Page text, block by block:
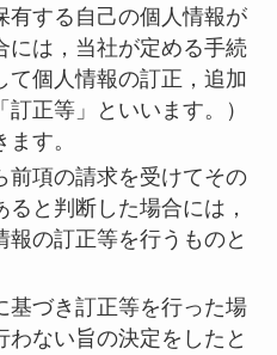
有する自己の個人情報が
には，当社が定める手続
て個人情報の訂正，追加
正等」といいます。）
す。
前項の請求を受けてその
と判断した場合には，
の訂正等を行うものと
基づき訂正等を行った場
ない旨の決定をしたと